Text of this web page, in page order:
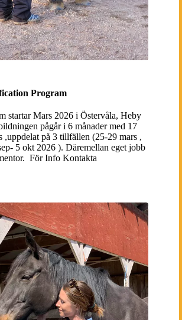
Program
startar Mars 2026 i Östervåla, Heby
pågår i 6 månader med 17
,uppdelat på 3 tillfällen (25-29 mars ,
5 okt 2026 ). Däremellan eget jobb
För Info Kontakta